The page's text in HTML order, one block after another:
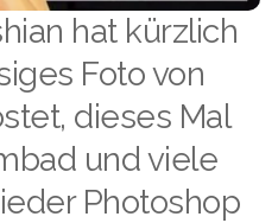
hat kürzlich
Foto von
dieses Mal
und viele
Photoshop